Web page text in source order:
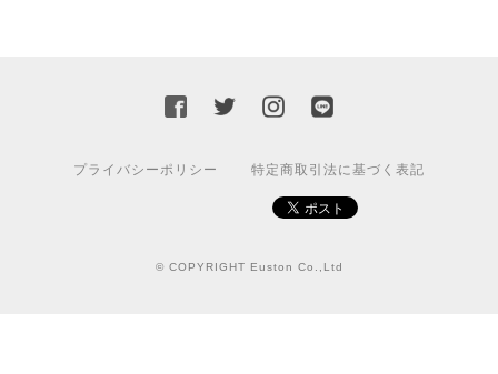
プライバシーポリシー 特定商取引法に基づく表記
© COPYRIGHT Euston Co.,Ltd